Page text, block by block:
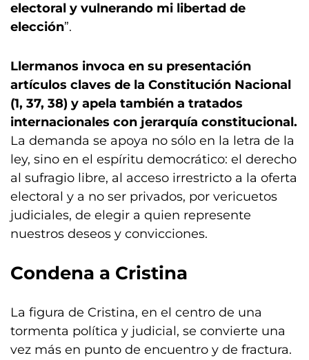
electoral y vulnerando mi libertad de
elección”.
Llermanos invoca en su presentación
artículos claves de la Constitución Nacional
(1, 37, 38) y apela también a tratados
internacionales con jerarquía constitucional.
La demanda se apoya no sólo en la letra de la
ley, sino en el espíritu democrático: el derecho
al sufragio libre, al acceso irrestricto a la oferta
electoral y a no ser privados, por vericuetos
judiciales, de elegir a quien represente
nuestros deseos y convicciones.
Condena a Cristina
La figura de Cristina, en el centro de una
tormenta política y judicial, se convierte una
vez más en punto de encuentro y de fractura.